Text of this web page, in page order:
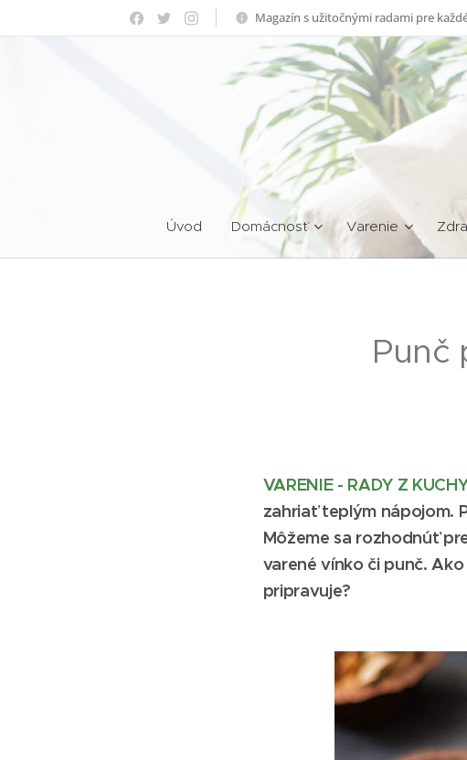
Magazín s užitočnými radami pre
Úvod Domácnosť Varenie
Punč
VARENIE - RADY Z
zahriať teplým nápojom.
Môžeme sa rozhodnúť
varené vínko či punč.
pripravuje?